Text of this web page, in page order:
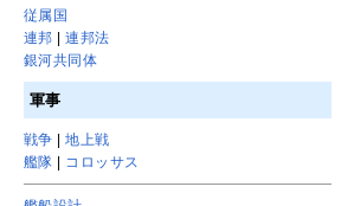
従属国
連邦 |連邦法
銀河共同体
軍事
戦争 |地上戦
艦隊 | コロッサス